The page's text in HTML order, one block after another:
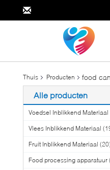
Thuis Producten food
Alle producten
Voedsel Inblikkend Materiaal
Vlees Inblikkend Materiaal
Fruit Inblikkend Materiaal
Food processing apparatuur